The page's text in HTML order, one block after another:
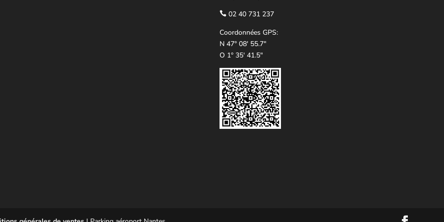
02 40 731 237
Coordonnées GPS:
N 47° 08' 55.7"
O 1° 35' 41.5"